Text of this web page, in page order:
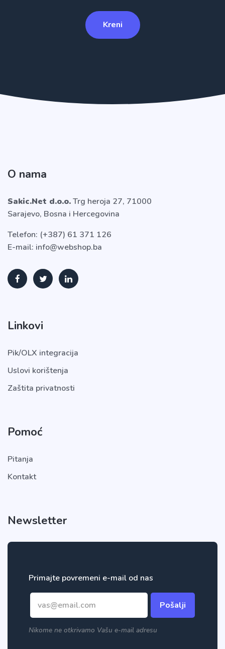
Kreni
O nama
Sakic.Net d.o.o.Trg heroja 27, 71000
Sarajevo, Bosna i Hercegovina
Telefon: (+387) 61 371 126
E-mail: info@webshop.ba
Linkovi
Pik/OLX integracija
Uslovi korištenja
Zaštita privatnosti
Pomoć
Pitanja
Kontakt
Newsletter
Primajte povremeni e-mail od nas
Pošalji
Nikome ne otkrivamo Vašu e-mail adresu